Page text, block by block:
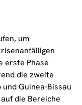
um
erste Phase
die zweite
und Guinea-Bissau
die Bereiche